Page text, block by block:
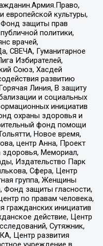
европейской культуры,
Фонд защиты прав
политики,
врачей,
Гуманитарное
Избирателей,
Союз, Хасдей
развитию
Линия, В защиту
и социальных
инициатив
охраны здоровья и
фонд помощи
Новое время,
центр Анна, Проект
здоровья, Мемориал,
Издательство Парк
Сфера, Центр
группа, Женщины
Фонд защиты гласности,
по правам человека,
гражданских инициатив
действие, Центр
Сутяжник,
Центр развития